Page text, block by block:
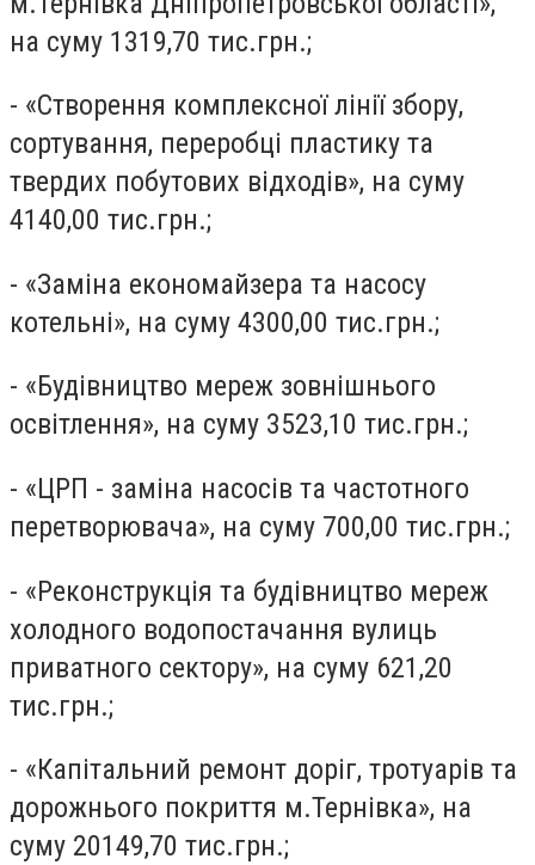
на суму 1319,70 тис.грн.;
- «Створення комплексної лінії збору,
сортування, переробці пластику та
твердих побутових відходів», на суму
4140,00 тис.грн.;
- «Заміна економайзера та насосу
котельні», на суму 4300,00 тис.грн.;
- «Будівництво мереж зовнішнього
освітлення», на суму 3523,10 тис.грн.;
- «ЦРП - заміна насосів та частотного
перетворювача», на суму 700,00 тис.грн.;
- «Реконструкція та будівництво мереж
холодного водопостачання вулиць
приватного сектору», на суму 621,20
тис.грн.;
- «Капітальний ремонт доріг, тротуарів та
дорожнього покриття м.Тернівка», на
суму 20149,70 тис.грн.;